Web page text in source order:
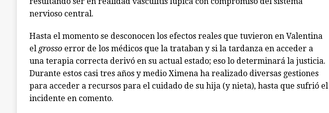
nervioso central.
Hasta el momento se desconocen los efectos reales que tuvieron en Valentina
el grossoerror de los médicos que la trataban y si la tardanza en acceder a
una terapia correcta derivó en su actual estado; eso lo determinará la justicia.
Durante estos casi tres años y medio Ximena ha realizado diversas gestiones
para acceder a recursos para el cuidado de su hija (y nieta), hasta que sufrió el
incidente en comento.